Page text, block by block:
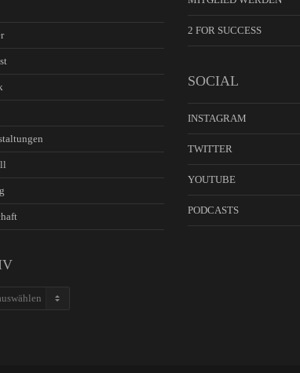
2 FOR SUCCESS
SOCIAL
INSTAGRAM
TWITTER
YOUTUBE
PODCASTS